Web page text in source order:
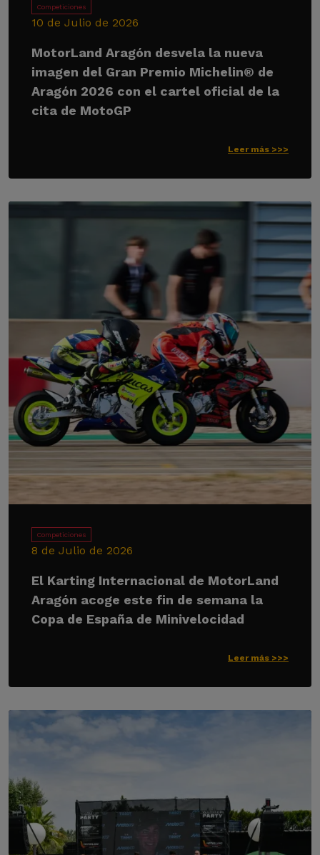
Competiciones
10 de Julio de 2026
MotorLand Aragón desvela la nueva
imagen del Gran Premio Michelin® de
Aragón 2026 con el cartel oficial de la
cita de MotoGP
Leer más >>>
Competiciones
8 de Julio de 2026
El Karting Internacional de MotorLand
Aragón acoge este fin de semana la
Copa de España de Minivelocidad
Leer más >>>